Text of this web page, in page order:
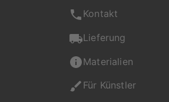
Kontakt
Lieferung
Materialien
Für Künstler